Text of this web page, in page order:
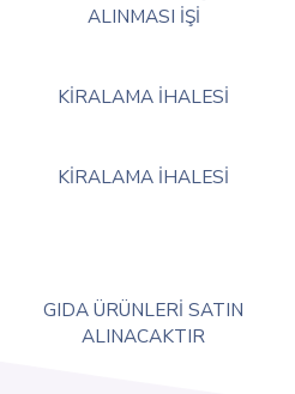
ALINMASI İŞİ
KİRALAMA İHALESİ
KİRALAMA İHALESİ
GIDA ÜRÜNLERİ SATIN
ALINACAKTIR